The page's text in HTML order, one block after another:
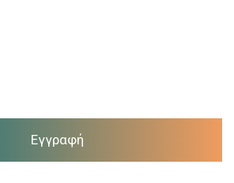
Εγγραφή